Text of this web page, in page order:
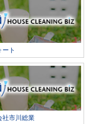
ート
社市川総業